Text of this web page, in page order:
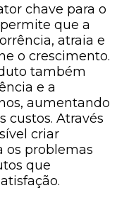
chave para o
que a
atraia e
o crescimento.
também
e a
aumentando
custos. Através
criar
os problemas
que